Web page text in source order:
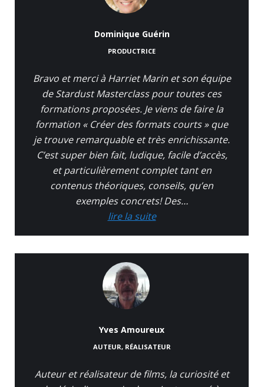
Dominique Guérin
PRODUCTRICE
Bravo et merci à Harriet Marin et son équipe
de Stardust Masterclass pour toutes ces
formations proposées. Je viens de faire la
formation « Créer des formats courts » que
je trouve remarquable et très enrichissante.
C’est super bien fait, ludique, facile d’accès,
et particulièrement complet tant en
contenus théoriques, conseils, qu’en
exemples concrets! Des…
lire la suite
Yves Amoureux
AUTEUR, RÉALISATEUR
Auteur et réalisateur de films, la curiosité et